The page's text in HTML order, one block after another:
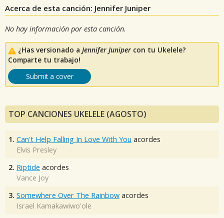
Acerca de esta canción: Jennifer Juniper
No hay información por esta canción.
¿Has versionado a Jennifer Juniper con tu Ukelele?
Comparte tu trabajo!
Submit a cover
TOP CANCIONES UKELELE (AGOSTO)
1. Can't Help Falling In Love With You acordes
Elvis Presley
2. Riptide acordes
Vance Joy
3. Somewhere Over The Rainbow acordes
Israel Kamakawiwo'ole